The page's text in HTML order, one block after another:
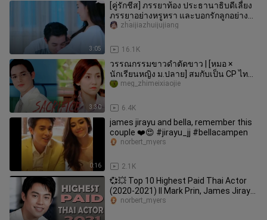
3:05
[คู่รักชีส] ภรรยาท้อง ประธานาธิบดีเลี้ยง
ภรรยาอย่างหรูหรา และบอกรักลูกอย่าง
บ้าคลั่งในครรภ์
16.1K
zhaijiazhuijujiang
3:30
วรรณกรรมขาวดำตัดขาว | [หมอ ×
นักเรียนหญิง ม.ปลาย] สมกับเป็น CP ไทย
อันดับต้นๆ มานานเกือบสิบปี
6.4K
meg_zhimeixiaojie
0:16
james jirayu and bella, remember this
couple ❤️😍 #jirayu_jj #bellacampen
2.1K
norbert_myers
💞💥 Top 10 Highest Paid Thai Actor
(2020-2021) ll Mark Prin, James Jirayu
ll Drama Se-ri 💞💥
norbert_myers